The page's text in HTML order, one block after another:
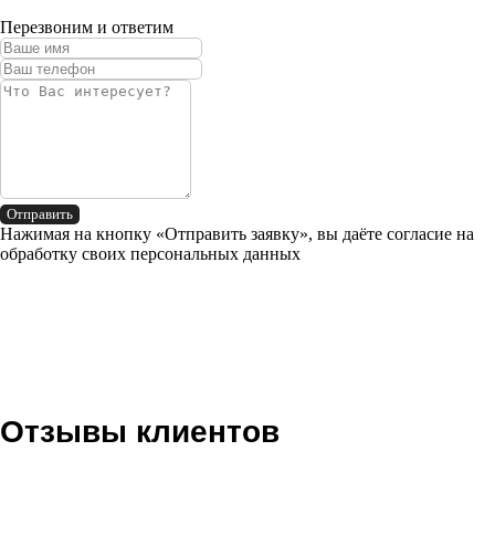
Перезвоним и ответим
Отправить
Нажимая на кнопку «Отправить заявку», вы даёте согласие на
обработку своих персональных данных
Отзывы клиентов